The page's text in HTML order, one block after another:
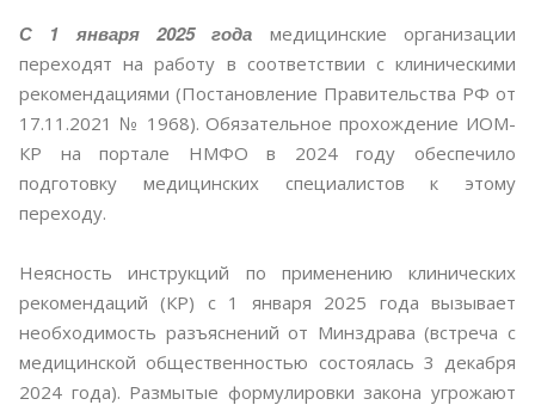
С 1 января 2025 года медицинские организации
переходят на работу в соответствии с клиническими
рекомендациями (Постановление Правительства РФ от
17.11.2021 № 1968). Обязательное прохождение ИОМ-
КР на портале НМФО в 2024 году обеспечило
подготовку медицинских специалистов к этому
переходу.
Неясность инструкций по применению клинических
рекомендаций (КР) с 1 января 2025 года вызывает
необходимость разъяснений от Минздрава (встреча с
медицинской общественностью состоялась 3 декабря
2024 года). Размытые формулировки закона угрожают